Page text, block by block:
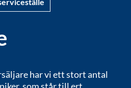
har vi ett stort antal
som står till ert